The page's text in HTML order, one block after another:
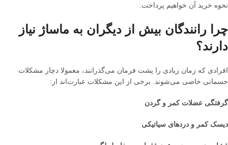
نحوه خرید آن خواهیم پرداخت.
چرا رانندگان بیش از دیگران به ماساژ نیاز
دارند؟
افرادی که زمان زیادی را پشت فرمان می‌گذرانند، معمولا دچار مشکلات
جسمانی خاصی می‌شوند. برخی از این مشکلات عبارت‌اند از:
گرفتگی عضلات کمر و گردن
دیسک کمر و دردهای سیاتیکی